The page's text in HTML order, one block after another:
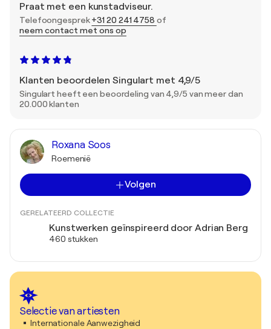
Praat met een kunstadviseur.
Telefoongesprek+31 20 241 4758 of
neem contact met ons op
Klanten beoordelen Singulart met 4,9/5
Singulart heeft een beoordeling van 4,9/5 van meer dan
20.000 klanten
Roxana Soos
Roemenië
Volgen
GERELATEERD COLLECTIE
Kunstwerken geïnspireerd door Adrian Berg
460 stukken
Selectie van artiesten
Internationale Aanwezigheid